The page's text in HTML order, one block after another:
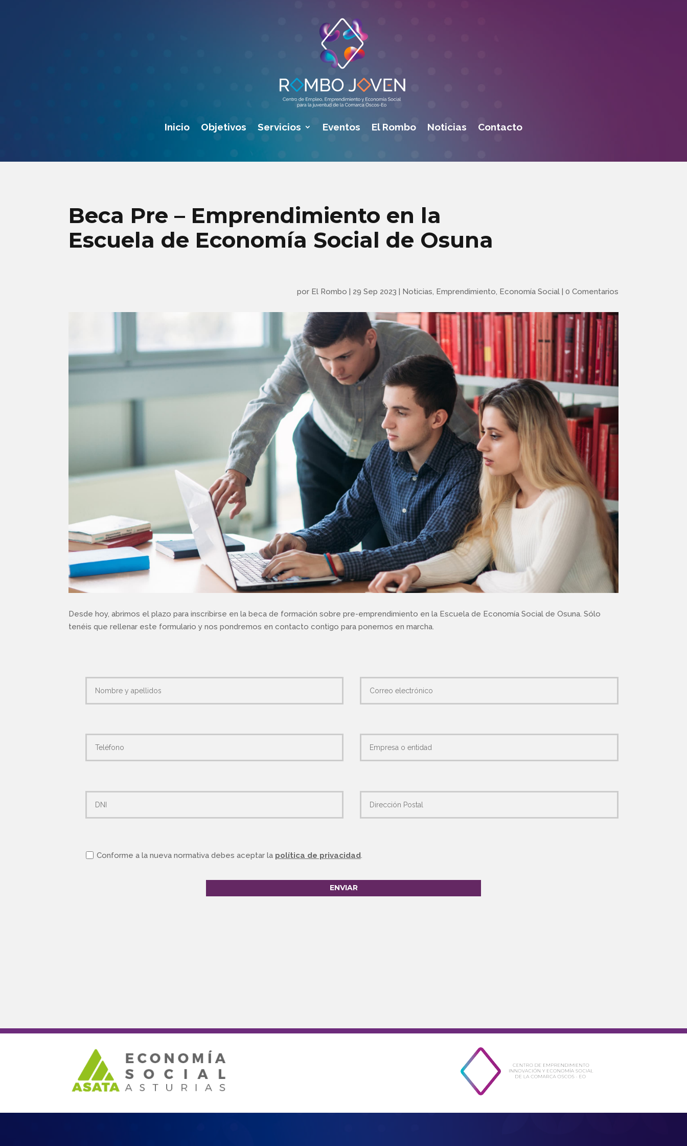
Inicio Objetivos Servicios Eventos El Rombo Noticias Contacto
Beca Pre – Emprendimiento en la
Escuela de Economía Social de Osuna
por El Rombo | 29 Sep 2023 | Noticias, Emprendimiento, Economía Social| 0 Comentarios
Desde hoy, abrimos el plazo para inscribirse en la beca de formación sobre pre-emprendimiento en la Escuela de Economía Social de Osuna. Sólo
tenéis que rellenar este formulario y nos pondremos en contacto contigo para ponernos en marcha.
Conforme a la nueva normativa debes aceptar la política de privacidad.